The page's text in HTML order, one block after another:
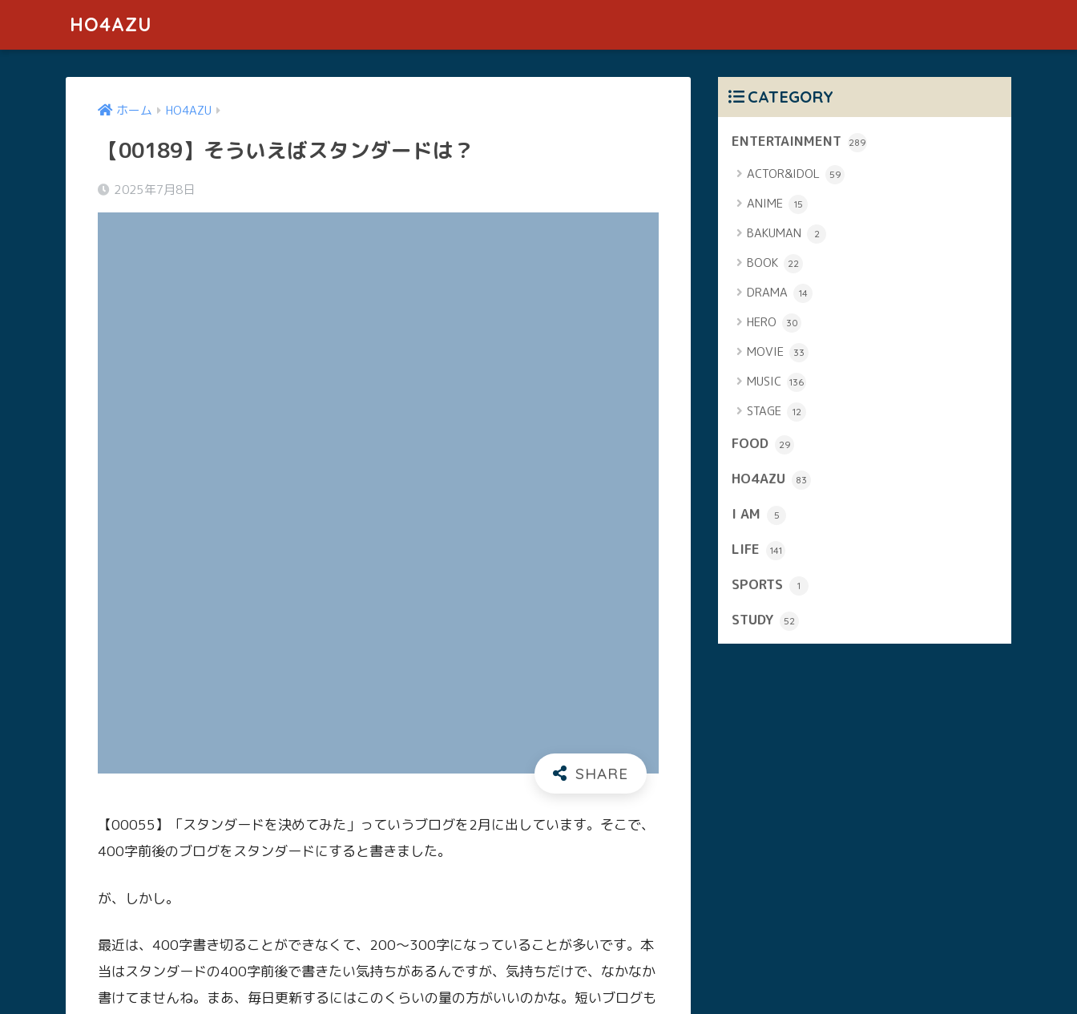
HO4AZU
ホーム HO4AZU
【00189】そういえばスタンダードは？
2025年7月8日
【00055】「スタンダードを決めてみた」っていうブログを2月に出しています。そこで、
400字前後のブログをスタンダードにすると書きました。
が、しかし。
最近は、400字書き切ることができなくて、200～300字になっていることが多いです。本
当はスタンダードの400字前後で書きたい気持ちがあるんですが、気持ちだけで、なかなか
書けてませんね。まあ、毎日更新するにはこのくらいの量の方がいいのかな。短いブログも
CATEGORY
ENTERTAINMENT 289
ACTOR&IDOL 59
ANIME 15
BAKUMAN 2
BOOK 22
DRAMA 14
HERO 30
MOVIE 33
MUSIC 136
STAGE 12
FOOD 29
HO4AZU 83
I AM 5
LIFE 141
SPORTS 1
STUDY 52